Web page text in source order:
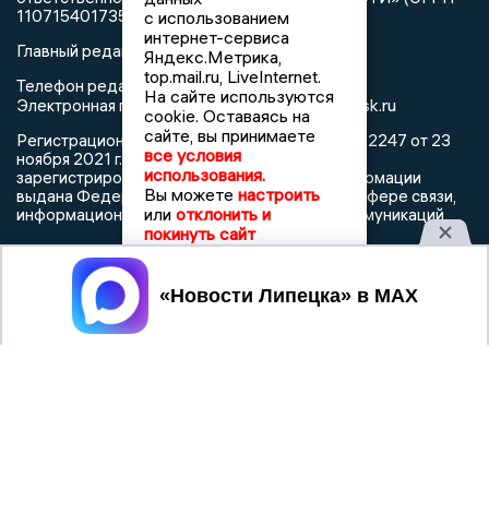
1107154017354)
Главный редактор: Герцог Е.Г.
Телефон редакции: +7 903 699 9427
Электронная почта редакции:info@newslipetsk.ru
Регистрационный номер: серия Эл № ФС77-82247 от 23
ноября 2021 г. согласно выписке из реестра
зарегистрированных средств массовой информации
выдана Федеральной службой по надзору в сфере связи,
информационных технологий и массовых коммуникаций
с использованием
интернет-сервиса
Яндекс.Метрика,
top.mail.ru, LiveInternet.
На сайте используются
cookie. Оставаясь на
сайте, вы принимаете
все условия
использования.
Вы можете настроить
или отклонить и
покинуть сайт
Принять